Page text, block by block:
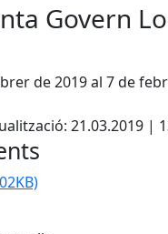
Govern
de 2019 al 7 de
21.03.2019 |